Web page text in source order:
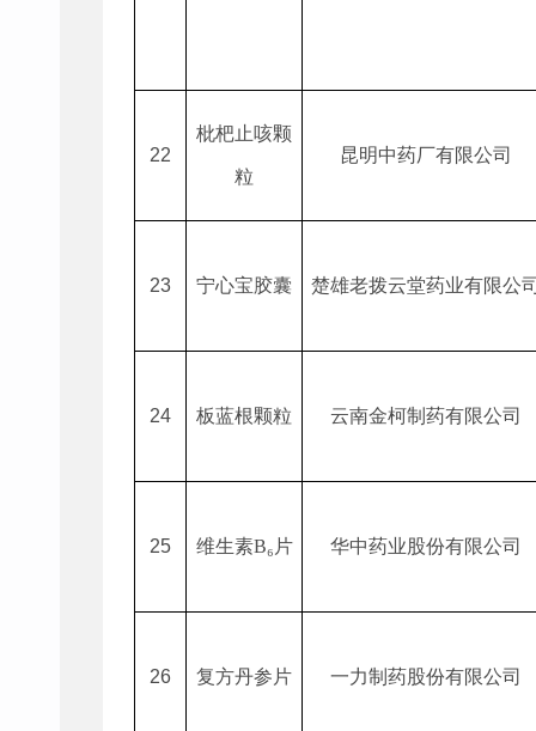
22
枇杷止咳颗
粒
昆明中药厂有限公司
23 宁心宝胶囊 楚雄老拨云堂药业有限公
24 板蓝根颗粒 云南金柯制药有限公司
25 维生素B₆ 片 华中药业股份有限公司
26 复方丹参片 一力制药股份有限公司